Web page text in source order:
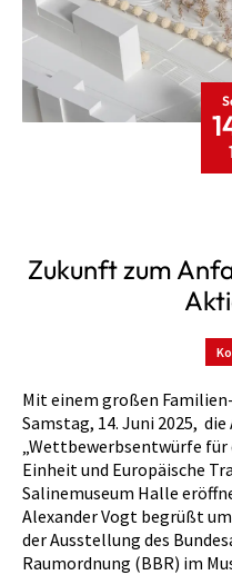
Zukunft zum
Mit einem großen
Samstag, 14. Juni 2025,
„Wettbewerbsentwürfe
Einheit und Europäische
Salinemuseum Halle
Alexander Vogt begrüßt
der Ausstellung des
Raumordnung (BBR) im